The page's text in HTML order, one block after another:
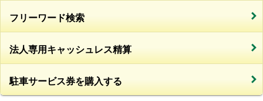
フリーワード検索
法人専用キャッシュレス精算
駐車サービス券を購入する